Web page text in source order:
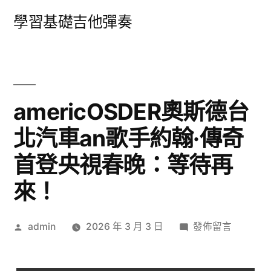
學習基礎吉他彈奏
americOSDER奧斯德台
北汽車an歌手約翰·傳奇
首登央視春晚：等待再
來！
作
admin 2026 年 3 月 3 日
在
發佈留言